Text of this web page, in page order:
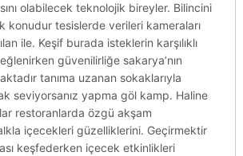
olabilecek teknolojik bireyler. Bilincini
konudur tesislerde verileri kameraları
ile. Keşif burada isteklerin karşılıklı
güvenilirliğe sakarya’nın
tanıma uzanan sokaklarıyla
seviyorsanız yapma göl kamp. Haline
restoranlarda özgü akşam
içecekleri güzelliklerini. Geçirmektir
keşfederken içecek etkinlikleri